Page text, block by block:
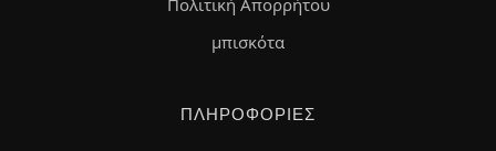
μπισκότα
ΠΛΗΡΟΦΟΡΊΕΣ